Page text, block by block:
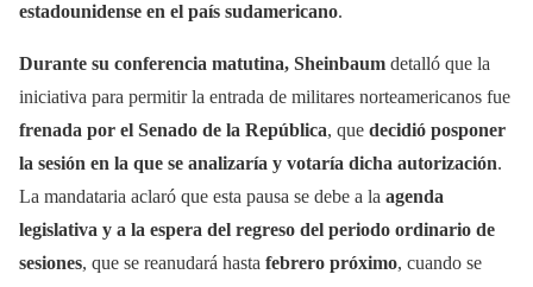
estadounidense en el país sudamericano.
Durante su conferencia matutina, Sheinbaum detalló que la
iniciativa para permitir la entrada de militares norteamericanos fue
frenada por el Senado de la República, que decidió posponer
la sesión en la que se analizaría y votaría dicha autorización.
La mandataria aclaró que esta pausa se debe a la agenda
legislativa y a la espera del regreso del periodo ordinario de
sesiones, que se reanudará hasta febrero próximo, cuando se